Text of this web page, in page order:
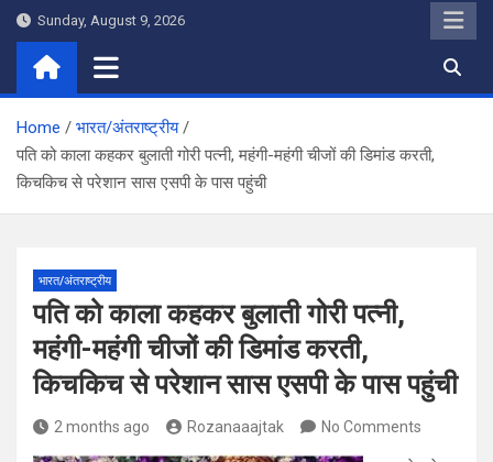
Skip
content
Sunday, August 9, 2026
Home
भारत/अंतराष्ट्रीय
पति को काला कहकर बुलाती गोरी पत्नी, महंगी-महंगी चीजों की डिमांड करती,
किचकिच से परेशान सास एसपी के पास पहुंची
भारत/अंतराष्ट्रीय
पति को काला कहकर बुलाती गोरी पत्नी,
महंगी-महंगी चीजों की डिमांड करती,
किचकिच से परेशान सास एसपी के पास पहुंची
2 months ago Rozanaaajtak No Comments